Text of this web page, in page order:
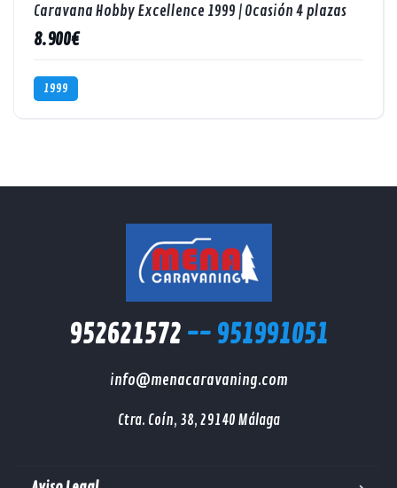
Caravana Hobby Excellence 1999 | Ocasión 4 plazas
8.900€
1999
952621572 -- 951991051
info@menacaravaning.com
Ctra. Coín, 38, 29140 Málaga